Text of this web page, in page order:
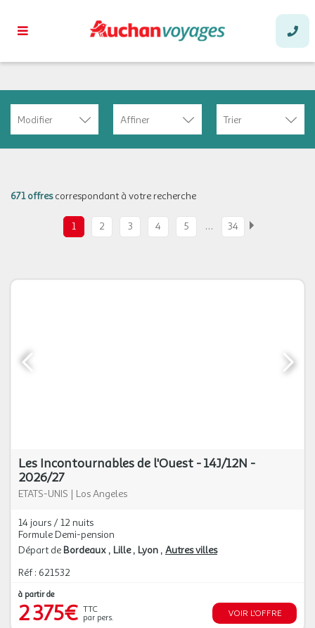
Modifier Affiner Trier
671 offrescorrespondant à votre recherche
1 2 3 4 5 … 34
Les Incontournables de l'Ouest - 14J/12N -
2026/27
ETATS-UNIS | Los Angeles
14 jours / 12 nuits
Formule Demi-pension
Départ de Bordeaux Lille Lyon Autres villes
Réf : 621532
à partir de
2 375€ TTC
par pers.
VOIR L'OFFRE